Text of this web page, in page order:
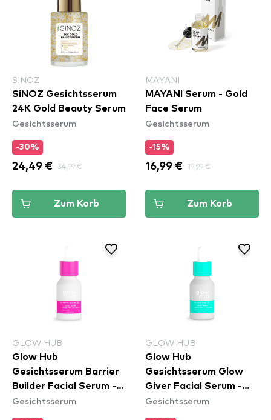
SINOZ
SiNOZ Gesichtsserum
24K Gold Beauty Serum
Gesichtsserum
-30%
24,49 € 34,99 €
Zum Korb
MAYANI
MAYANI Serum - Gold
Face Serum
Gesichtsserum
-15%
16,99 € 19,99 €
Zum Korb
GLOW HUB
Glow Hub
Gesichtsserum Barrier
Builder Facial Serum -
Mini
Gesichtsserum
GLOW HUB
Glow Hub
Gesichtsserum Glow
Giver Facial Serum -
Mini
Gesichtsserum